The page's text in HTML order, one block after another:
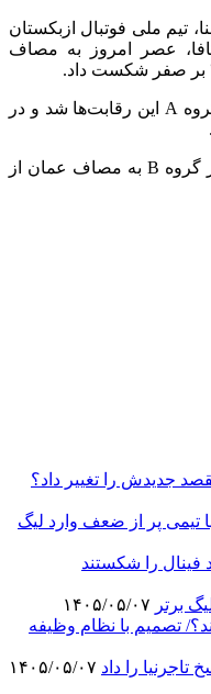
تیم ملی فوتبال ازبکستان
عصر امروز به مصاف
حالا با این نتیجه ازبکستان صدرنشین گروه A این رقابت‌ها شد و در
در دیدار رده بندی این رقابت‌هام هند از گروه B به مصاف عمان از
جدیدش را تغییر داد؟
تیمی پر از ضعف وارد لیگ
فینال را شکستند
برتر
تصمیم با نظام وظیفه
تاجرنیا را داد